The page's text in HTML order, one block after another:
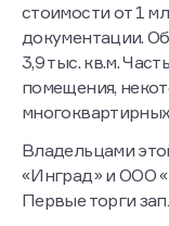
стоимости от 1
документации.
3,9 тыс. кв.м.
помещения,
Владельцами
«Инград» и ООО
Первые торги